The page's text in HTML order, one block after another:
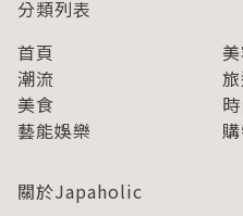
分類列表
首頁
潮流
美食
藝能娛樂
關於Japaholic